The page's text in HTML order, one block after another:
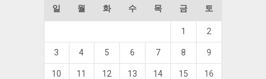
일 월 화 수 목 금 토
1 2
3 4 5 6 7 8 9
10 11 12 13 14 15 16